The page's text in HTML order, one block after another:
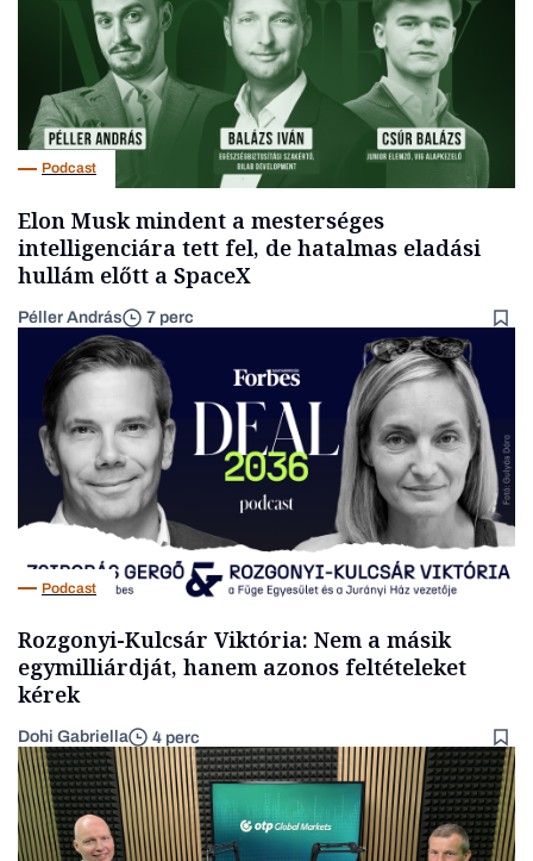
Podcast
Elon Musk mindent a mesterséges
intelligenciára tett fel, de hatalmas eladási
hullám előtt a SpaceX
Péller András 7 perc
Podcast
Rozgonyi-Kulcsár Viktória: Nem a másik
egymilliárdját, hanem azonos feltételeket
kérek
Dohi Gabriella 4 perc